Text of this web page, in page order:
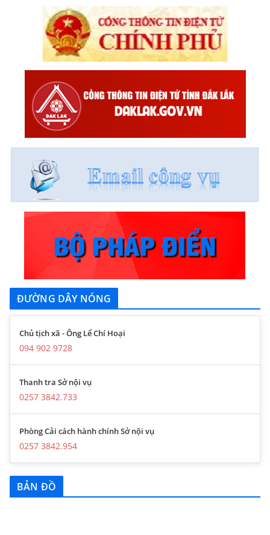
ĐƯỜNG DÂY NÓNG
Chủ tịch xã - Ông Lể Chí Hoại
094 902 9728
Thanh tra Sở nội vụ
0257 3842.733
Phòng Cải cách hành chính Sở nội vụ
0257 3842.954
BẢN ĐỒ